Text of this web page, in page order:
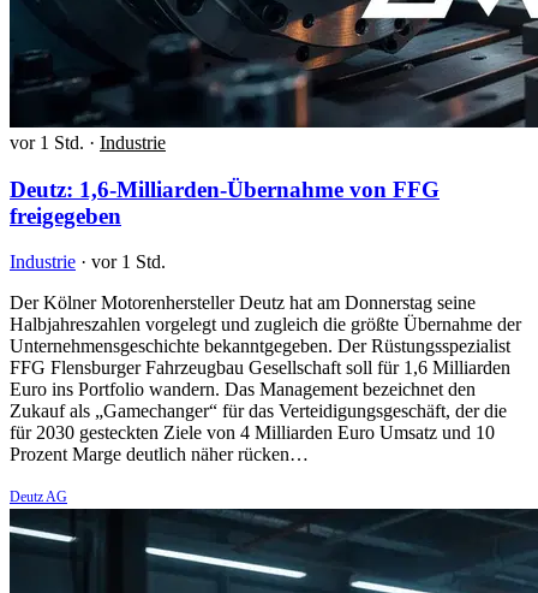
vor 1 Std. · Industrie
Deutz: 1,6-Milliarden-Übernahme von FFG
freigegeben
Industrie · vor 1 Std.
Der Kölner Motorenhersteller Deutz hat am Donnerstag seine
Halbjahreszahlen vorgelegt und zugleich die größte Übernahme der
Unternehmensgeschichte bekanntgegeben. Der Rüstungsspezialist
FFG Flensburger Fahrzeugbau Gesellschaft soll für 1,6 Milliarden
Euro ins Portfolio wandern. Das Management bezeichnet den
Zukauf als „Gamechanger“ für das Verteidigungsgeschäft, der die
für 2030 gesteckten Ziele von 4 Milliarden Euro Umsatz und 10
Prozent Marge deutlich näher rücken…
Deutz AG